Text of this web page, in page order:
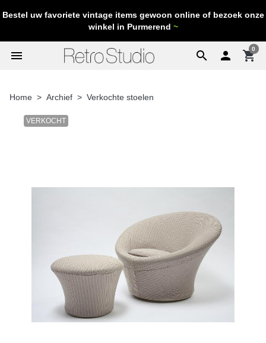
Bestel uw favoriete vintage items gewoon online of bezoek onze
winkel in Purmerend ~
search
menu  shopping_cart
0
Home Archief Verkochte stoelen
VERKOCHT